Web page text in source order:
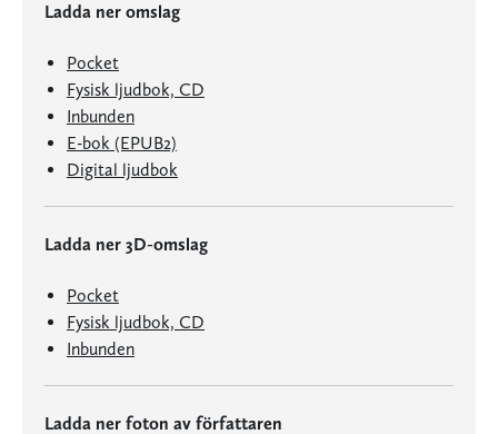
Ladda ner omslag
Pocket
Fysisk ljudbok, CD
Inbunden
E-bok (EPUB2)
Digital ljudbok
Ladda ner 3D-omslag
Pocket
Fysisk ljudbok, CD
Inbunden
Ladda ner foton av författaren